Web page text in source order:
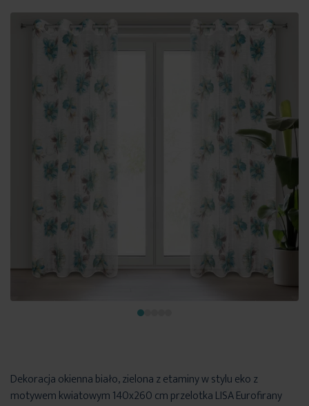
Dekoracja okienna biało, zielona z etaminy w stylu eko z
motywem kwiatowym 140x260 cm przelotka LISA Eurofirany